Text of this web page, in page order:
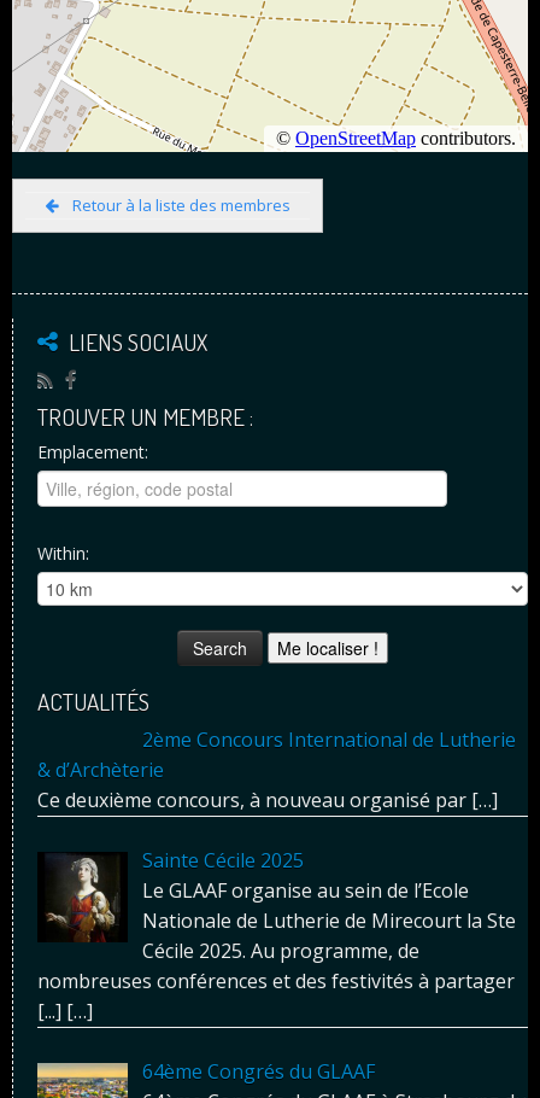
Retour à la liste des membres
LIENS SOCIAUX
TROUVER UN MEMBRE :
Emplacement:
Within:
Me localiser !
ACTUALITÉS
2ème Concours International de Lutherie
& d’Archèterie
Ce deuxième concours, à nouveau organisé par […]
Sainte Cécile 2025
Le GLAAF organise au sein de l’Ecole
Nationale de Lutherie de Mirecourt la Ste
Cécile 2025. Au programme, de
nombreuses conférences et des festivités à partager
[...] […]
64ème Congrés du GLAAF